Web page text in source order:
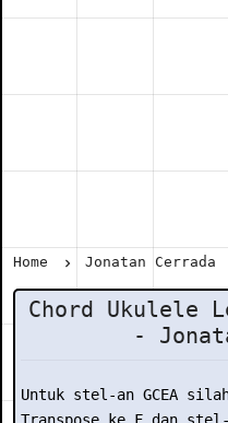
Home Jonatan Cerrada
Chord Ukulele
-
Untuk stel-an GCEA